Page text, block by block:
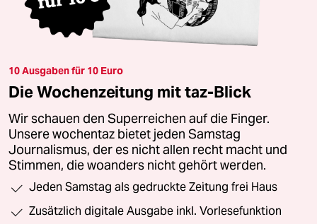
10 Ausgaben für 10 Euro
Die Wochenzeitung mit taz-Blick
Wir schauen den Superreichen auf die Finger.
Unsere wochentaz bietet jeden Samstag
Journalismus, der es nicht allen recht macht und
Stimmen, die woanders nicht gehört werden.
Jeden Samstag als gedruckte Zeitung frei Haus
Zusätzlich digitale Ausgabe inkl. Vorlesefunktion